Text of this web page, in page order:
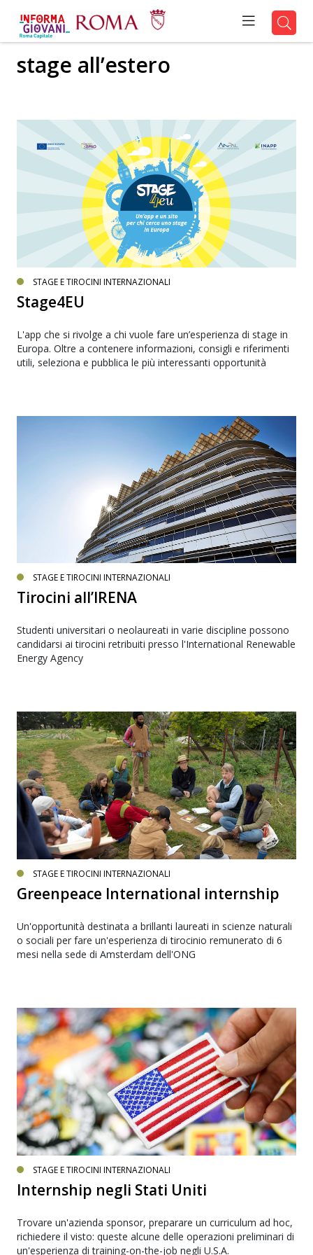
stage all’estero
STAGE E TIROCINI INTERNAZIONALI
Stage4EU
L'app che si rivolge a chi vuole fare un’esperienza di stage in
Europa. Oltre a contenere informazioni, consigli e riferimenti
utili, seleziona e pubblica le più interessanti opportunità
STAGE E TIROCINI INTERNAZIONALI
Tirocini all’IRENA
Studenti universitari o neolaureati in varie discipline possono
candidarsi ai tirocini retribuiti presso l'International Renewable
Energy Agency
STAGE E TIROCINI INTERNAZIONALI
Greenpeace International internship
Un'opportunità destinata a brillanti laureati in scienze naturali
o sociali per fare un'esperienza di tirocinio remunerato di 6
mesi nella sede di Amsterdam dell'ONG
STAGE E TIROCINI INTERNAZIONALI
Internship negli Stati Uniti
Trovare un'azienda sponsor, preparare un curriculum ad hoc,
richiedere il visto: queste alcune delle operazioni preliminari di
un'esperienza di training-on-the-job negli U.S.A.